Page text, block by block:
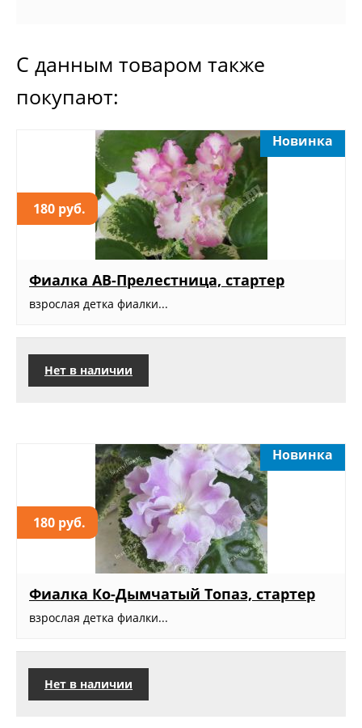
С данным товаром также
покупают:
180 руб.
Новинка
Фиалка АВ-Прелестница, стартер
взрослая детка фиалки...
Нет в наличии
180 руб.
Новинка
Фиалка Ко-Дымчатый Топаз, стартер
взрослая детка фиалки...
Нет в наличии